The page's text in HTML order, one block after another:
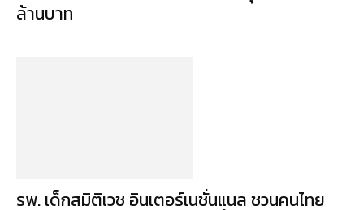
ล้านบาท
รพ. เด็กสมิติเวช อินเตอร์เนชั่นแนล ชวนคนไทย